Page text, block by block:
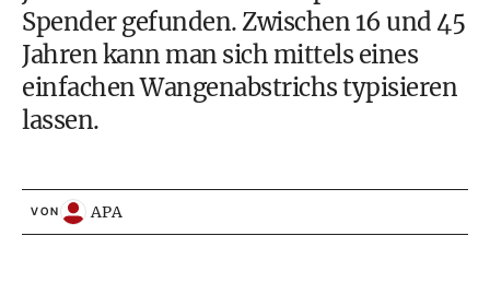
Spender gefunden. Zwischen 16 und 45
Jahren kann man sich mittels eines
einfachen Wangenabstrichs typisieren
lassen.
VON APA